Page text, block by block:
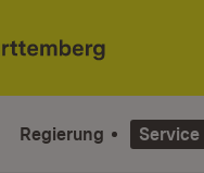
Regierung Service